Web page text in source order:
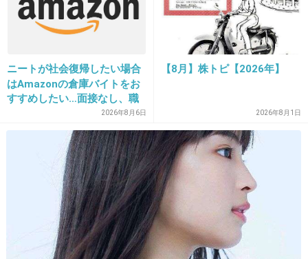
19. 匿名 2020/01/21(火) 23:24:34
普通に考えて白人の方が肌弱いから
白人用の使えばいいんだ！って外資使って
荒れまくった馬鹿なわたし。
-4
2020/01/21(火) 23:24:50
敏感肌用の化粧水でもピリピリする砂漠肌
ノブ使ってるけど、現状維持しかできなくて全
然キメが整わない。
ニートが社会復帰したい場合
はAmazonの倉庫バイトをお
すすめしたい…面接なし、職
場は綺麗、ドリンクバー無料
→賛否両論、場所によって全
然違う「コンビニバイトの方
がマシ」との声も
2026年8月6日
【8月】株トピ【2026年】
2026年8月1日